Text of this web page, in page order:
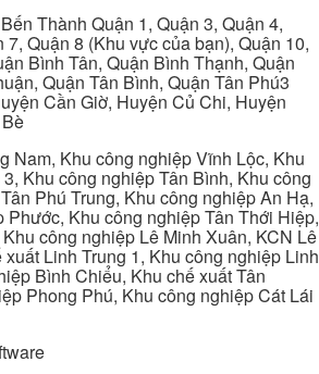
Thành Quận 1, Quận 3, Quận 4,
7, Quận 8 (Khu vực của bạn), Quận 10,
Bình Tân, Quận Bình Thạnh, Quận
Quận Tân Bình, Quận Tân Phú3
Cần Giờ, Huyện Củ Chi, Huyện
Nam, Khu công nghiệp Vĩnh Lộc, Khu
Khu công nghiệp Tân Bình, Khu công
Phú Trung, Khu công nghiệp An Hạ,
Phước, Khu công nghiệp Tân Thới Hiệp,
công nghiệp Lê Minh Xuân, KCN Lê
Linh Trung 1, Khu công nghiệp Linh
Bình Chiểu, Khu chế xuất Tân
Phong Phú, Khu công nghiệp Cát Lái